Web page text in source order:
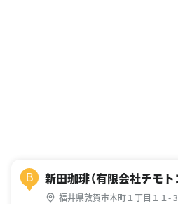
B 新田珈琲（有限会社チモト
福井県敦賀市本町１丁目１１-３